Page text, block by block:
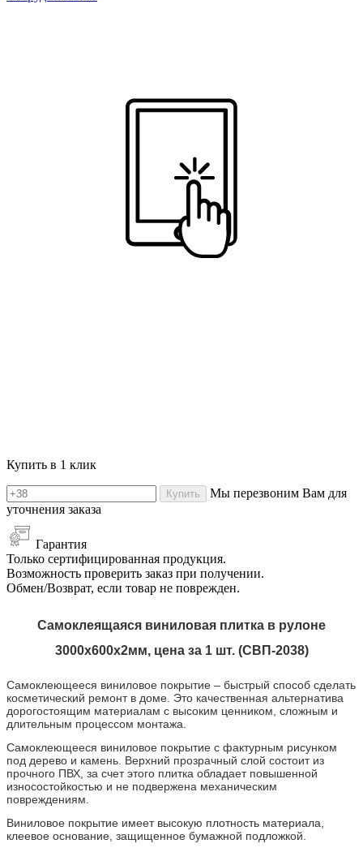
Купить в 1 клик
Купить
Мы перезвоним Вам для
уточнения заказа
Гарантия
Только сертифицированная продукция.
Возможность проверить заказ при получении.
Обмен/Возврат, если товар не поврежден.
Самоклеящаяся виниловая плитка в рулоне
3000х600х2мм, цена за 1 шт. (СВП-2038)
Самоклеющееся виниловое покрытие – быстрый способ сделать
косметический ремонт в доме. Это качественная альтернатива
дорогостоящим материалам с высоким ценником, сложным и
длительным процессом монтажа.
Самоклеющееся виниловое покрытие с фактурным рисунком
под дерево и камень. Верхний прозрачный слой состоит из
прочного ПВХ, за счет этого плитка обладает повышенной
износостойкостью и не подвержена механическим
повреждениям.
Виниловое покрытие имеет высокую плотность материала,
клеевое основание, защищенное бумажной подложкой.